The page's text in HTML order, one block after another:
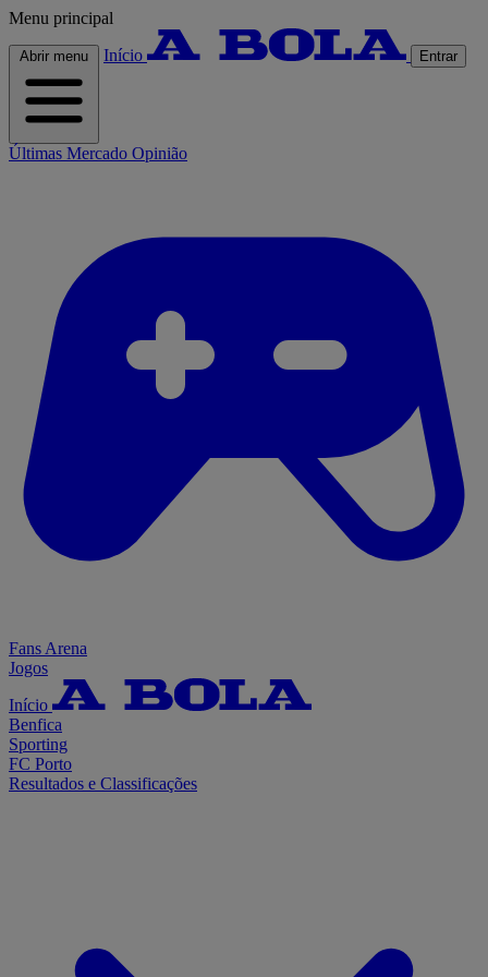
Menu principal
Abrir menu Início Entrar
Últimas Mercado Opinião
Fans Arena
Jogos
Início
Benfica
Sporting
FC Porto
Resultados e Classificações